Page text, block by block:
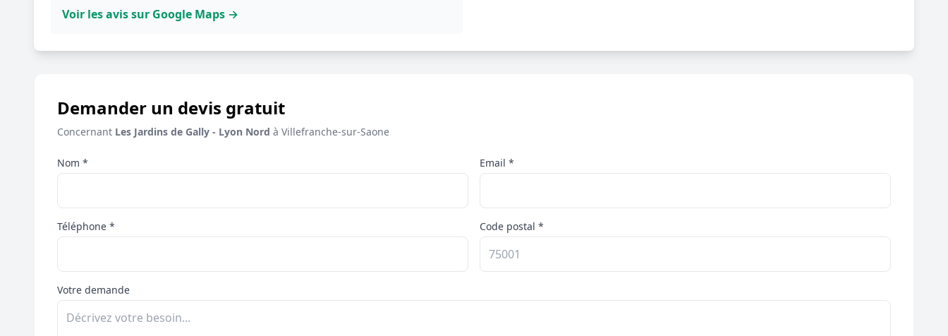
Voir les avis sur Google Maps →
Demander un devis gratuit
Concernant Les Jardins de Gally - Lyon Nord à Villefranche-sur-Saone
Nom * Email *
Téléphone * Code postal *
Votre demande